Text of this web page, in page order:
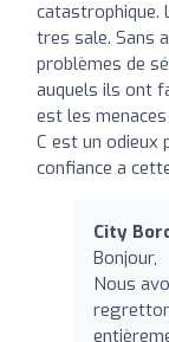
catastrophique.
tres sale. Sans
problèmes de
auquels ils ont
est les
C est un odieux
confiance a
City
Bonjour,
Nous